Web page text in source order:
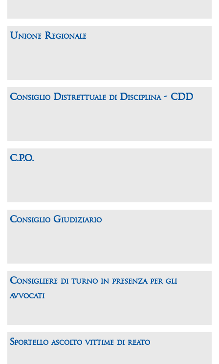
Unione Regionale
Consiglio Distrettuale di Disciplina - CDD
C.P.O.
Consiglio Giudiziario
Consigliere di turno in presenza per gli
avvocati
Sportello ascolto vittime di reato